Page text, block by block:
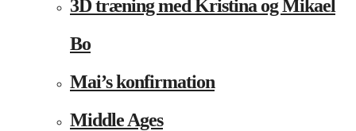
3D træning med Kristina og Mikael
Bo
Mai’s konfirmation
Middle Ages